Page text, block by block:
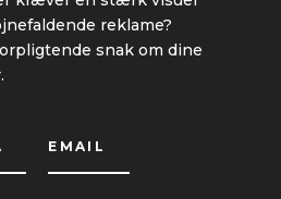
reklame?
snak om dine